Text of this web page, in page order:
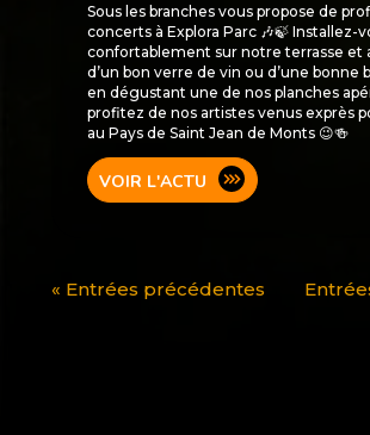
Sous les branches vous propose de
concerts à Explora Parc 🎶🍃 Installez-
confortablement sur notre terrasse et
d’un bon verre de vin ou d’une bonne
en dégustant une de nos planches
profitez de nos artistes venus exprès
au Pays de Saint Jean de Monts 😉🍻
VOIR L'ACTU
« Entrées précédentes